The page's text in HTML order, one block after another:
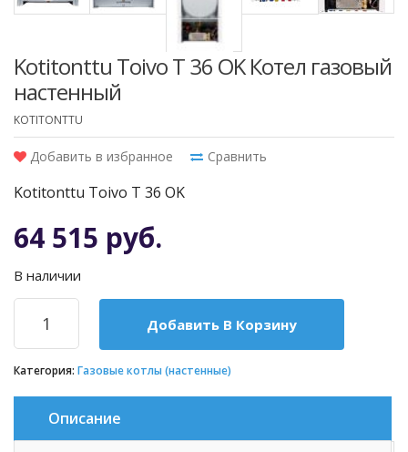
Kotitonttu Toivo T 36 OK Котел газовый
настенный
KOTITONTTU
Добавить в избранное Сравнить
Kotitonttu Toivo T 36 OK
64 515 руб.
В наличии
Добавить В Корзину
Категория: Газовые котлы (настенные)
Описание